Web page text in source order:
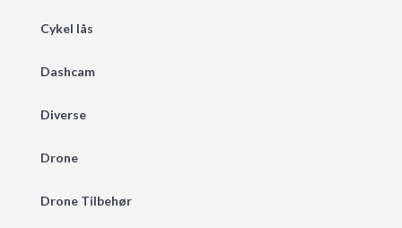
Cykel lås
Dashcam
Diverse
Drone
Drone Tilbehør